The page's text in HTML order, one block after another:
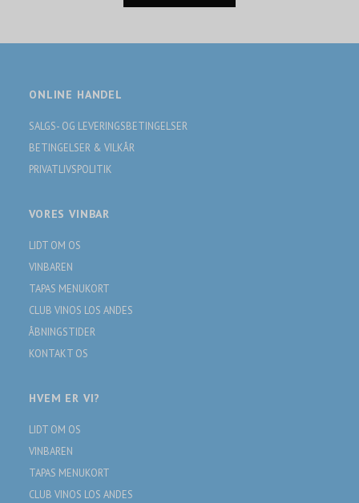
ONLINE HANDEL
SALGS- OG LEVERINGSBETINGELSER
BETINGELSER & VILKÅR
PRIVATLIVSPOLITIK
VORES VINBAR
LIDT OM OS
VINBAREN
TAPAS MENUKORT
CLUB VINOS LOS ANDES
ÅBNINGSTIDER
KONTAKT OS
HVEM ER VI?
LIDT OM OS
VINBAREN
TAPAS MENUKORT
CLUB VINOS LOS ANDES